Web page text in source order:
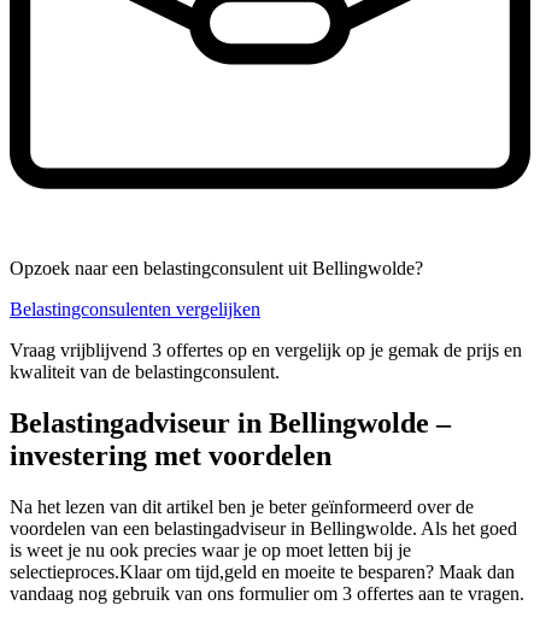
Opzoek naar een belastingconsulent uit Bellingwolde?
Belastingconsulenten vergelijken
Vraag vrijblijvend 3 offertes op en vergelijk op je gemak de prijs en
kwaliteit van de belastingconsulent.
Belastingadviseur in Bellingwolde –
investering met voordelen
Na het lezen van dit artikel ben je beter geïnformeerd over de
voordelen van een belastingadviseur in Bellingwolde. Als het goed
is weet je nu ook precies waar je op moet letten bij je
selectieproces.Klaar om tijd,geld en moeite te besparen? Maak dan
vandaag nog gebruik van ons formulier om 3 offertes aan te vragen.